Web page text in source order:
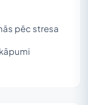
pēc stresa